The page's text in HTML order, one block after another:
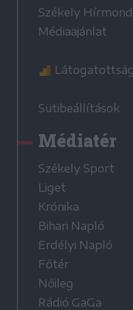
Székely
Médiaajánlat
Sütibeállítások
Médiatér
Székely Sport
Liget
Krónika
Bihari Napló
Erdélyi Napló
Főtér
Nőileg
Rádió GaGa